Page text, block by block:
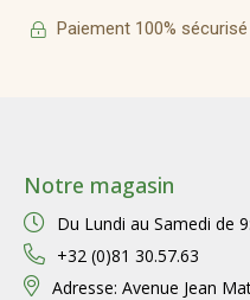
Paiement 100% sécurisé
Notre magasin
Du Lundi au Samedi de
+32 (0)81 30.57.63
Adresse: Avenue Jean